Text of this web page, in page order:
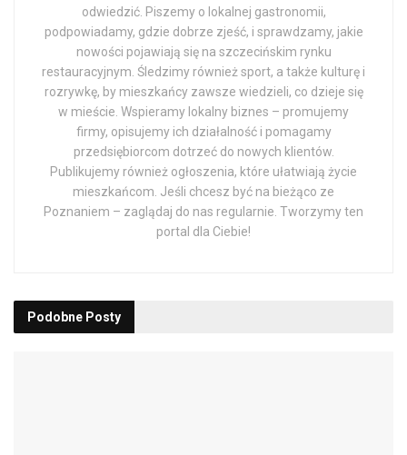
odwiedzić. Piszemy o lokalnej gastronomii,
podpowiadamy, gdzie dobrze zjeść, i sprawdzamy, jakie
nowości pojawiają się na szczecińskim rynku
restauracyjnym. Śledzimy również sport, a także kulturę i
rozrywkę, by mieszkańcy zawsze wiedzieli, co dzieje się
w mieście. Wspieramy lokalny biznes – promujemy
firmy, opisujemy ich działalność i pomagamy
przedsiębiorcom dotrzeć do nowych klientów.
Publikujemy również ogłoszenia, które ułatwiają życie
mieszkańcom. Jeśli chcesz być na bieżąco ze
Poznaniem – zaglądaj do nas regularnie. Tworzymy ten
portal dla Ciebie!
Podobne Posty